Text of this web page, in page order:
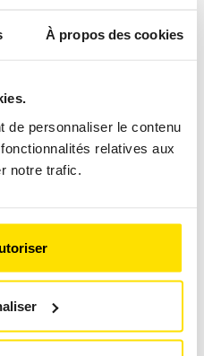
À propos des cookies
de personnaliser le contenu
relatives aux
notre trafic.
RACE TO THE